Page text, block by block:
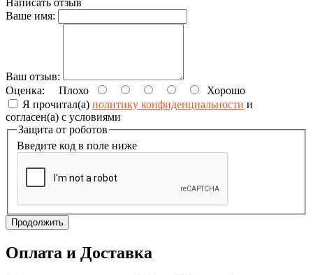
Ваше имя:
Ваш отзыв:
Оценка: Плохо
Хорошо
Я прочитал(а) политику конфиденциальности и
согласен(а) с условиями
Защита от роботов
Введите код в поле ниже
Продолжить
Оплата и Доставка